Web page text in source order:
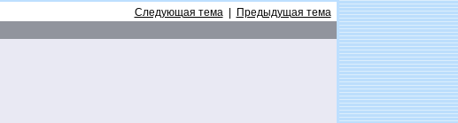
Следующая тема|
Предыдущая тема